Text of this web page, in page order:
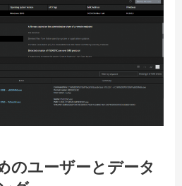
のユーザーとデータ